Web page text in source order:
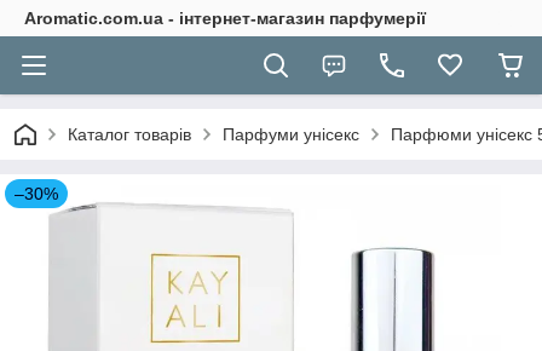
Aromatic.com.ua - інтернет-магазин парфумерії
Каталог товарів Парфуми унісекс Парфюми унісекс
–30%